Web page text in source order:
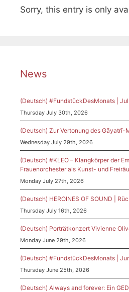
Sorry, this entry is only
News
(Deutsch) #FundstückDesMonats |
Thursday July 30th, 2026
(Deutsch) Zur Vertonung des Gāyatrī-
Wednesday July 29th, 2026
(Deutsch) #KLEO – Klangkörper der
Frauenorchester als Kunst- und
Monday July 27th, 2026
(Deutsch) HEROINES OF SOUND |
Thursday July 16th, 2026
(Deutsch) Porträtkonzert Vivienne
Monday June 29th, 2026
(Deutsch) #FundstückDesMonats |
Thursday June 25th, 2026
(Deutsch) Always and forever: Ein